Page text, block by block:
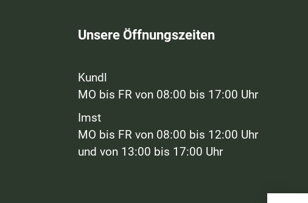
Unsere Öffnungszeiten
Kundl
MO bis FR von 08:00 bis 17:00 Uhr
Imst
MO bis FR von 08:00 bis 12:00 Uhr
und von 13:00 bis 17:00 Uhr